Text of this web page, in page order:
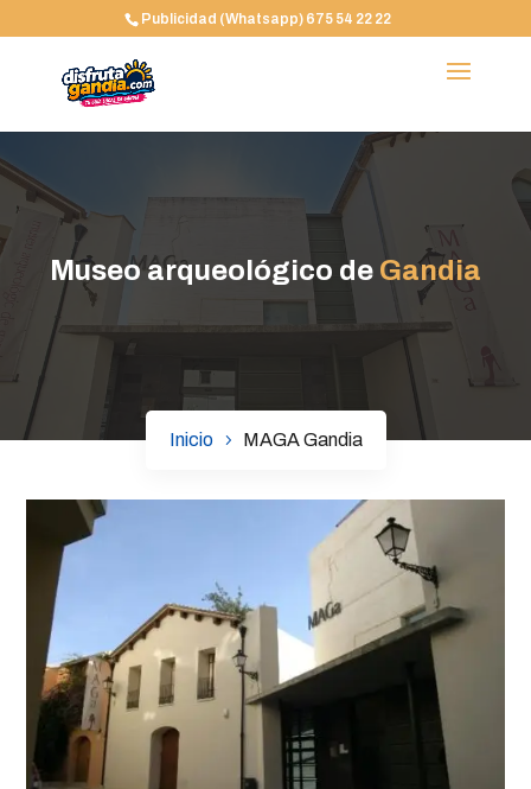
Publicidad (Whatsapp) 675 54 22 22
Museo arqueológico de Gandia
Inicio MAGA Gandia